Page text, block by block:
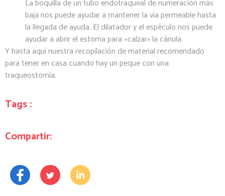
La boquilla de un tubo endotraqueal de numeración más
baja nos puede ayudar a mantener la vía permeable hasta
la llegada de ayuda. El dilatador y el espéculo nos puede
ayudar a abrir el estoma para «calzar» la cánula.
Y hasta aquí nuestra recopilación de material recomendado
para tener en casa cuando hay un peque con una
traqueostomía.
Tags :
Compartir: